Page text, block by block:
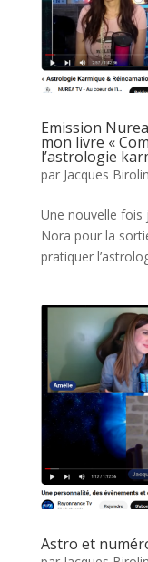
Emission
mon livre «
l’astrologie
par Jacques
Une nouvelle fois
Nora pour la
pratiquer
Astro et